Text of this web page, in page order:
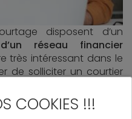
disposent d’un
réseau financier
très intéressant dans le
de solliciter un courtier
peut pas présenter à
aurait déjà étudié.
COOKIES !!!